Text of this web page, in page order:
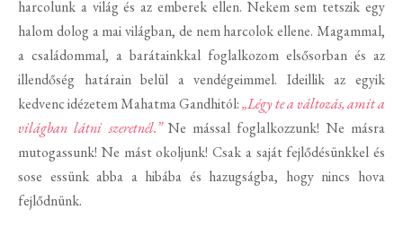
harcolunk a világ és az emberek ellen. Nekem sem tetszik egy
halom dolog a mai világban, de nem harcolok ellene. Magammal,
a családommal, a barátainkkal foglalkozom elsősorban és az
illendőség határain belül a vendégeimmel. Ideillik az egyik
kedvenc idézetem Mahatma Gandhitól:„Légy te a változás, amit a
világban látni szeretnél.”Ne mással foglalkozzunk! Ne másra
mutogassunk! Ne mást okoljunk! Csak a saját fejlődésünkkel és
sose essünk abba a hibába és hazugságba, hogy nincs hova
fejlődnünk.